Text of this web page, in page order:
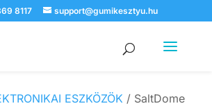
8117 support@gumikesztyu.hu
ESZKÖZÖK / SaltDome